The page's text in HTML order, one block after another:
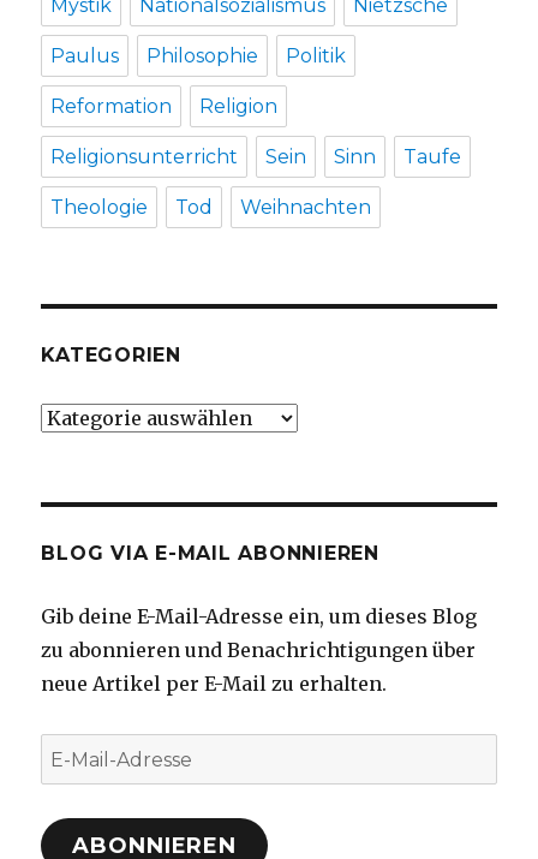
Mystik Nationalsozialismus Nietzsche
Paulus Philosophie Politik
Reformation Religion
Religionsunterricht Sein Sinn Taufe
Theologie Tod Weihnachten
KATEGORIEN
Kategorien
BLOG VIA E-MAIL ABONNIEREN
Gib deine E-Mail-Adresse ein, um dieses Blog
zu abonnieren und Benachrichtigungen über
neue Artikel per E-Mail zu erhalten.
E-
Mail-
Adresse
ABONNIEREN